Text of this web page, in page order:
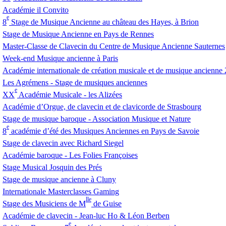
Académie il Convito
8
e
Stage de Musique Ancienne au château des Hayes, à Brion
Stage de Musique Ancienne en Pays de Rennes
Master-Classe de Clavecin du Centre de Musique Ancienne Sauternes
Week-end Musique ancienne à Paris
Académie internationale de création musicale et de musique ancienne
Les Agrémens - Stage de musiques anciennes
XX
e
Académie Musicale - les Alizées
Académie d’Orgue, de clavecin et de clavicorde de Strasbourg
Stage de musique baroque - Association Musique et Nature
8
e
académie d’été des Musiques Anciennes en Pays de Savoie
Stage de clavecin avec Richard Siegel
Académie baroque - Les Folies Françoises
Stage Musical Josquin des Prés
Stage de musique ancienne à Cluny
Internationale Masterclasses Gaming
Stage des Musiciens de M
lle
de Guise
Académie de clavecin - Jean-luc Ho & Léon Berben
e